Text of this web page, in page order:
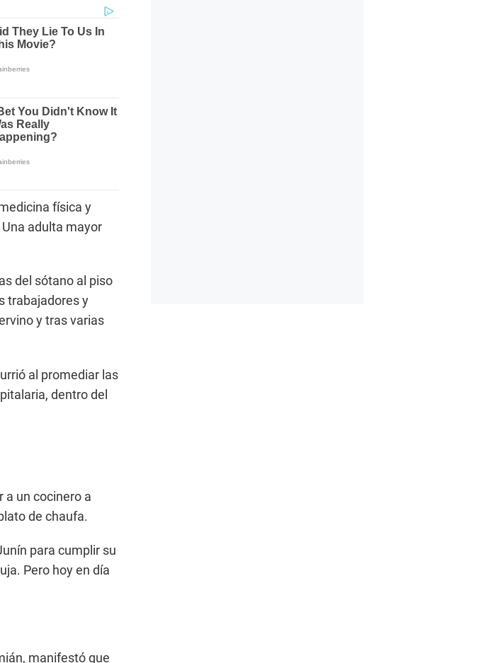
física y
adulta mayor
del sótano al piso
trabajadores y
y tras varias
al promediar las
dentro del
a un cocinero a
de chaufa.
para cumplir su
Pero hoy en día
manifestó que